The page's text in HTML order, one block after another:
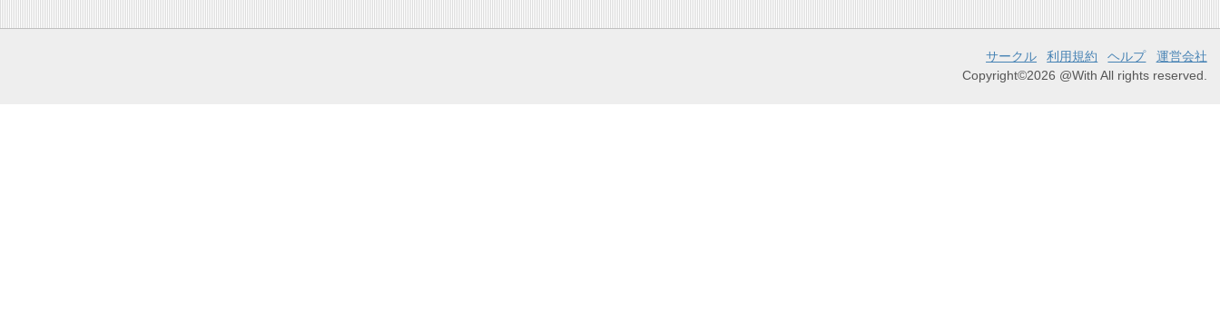
サークル 利用規約 ヘルプ
運営会社
Copyright©2026 @With All rights reserved.